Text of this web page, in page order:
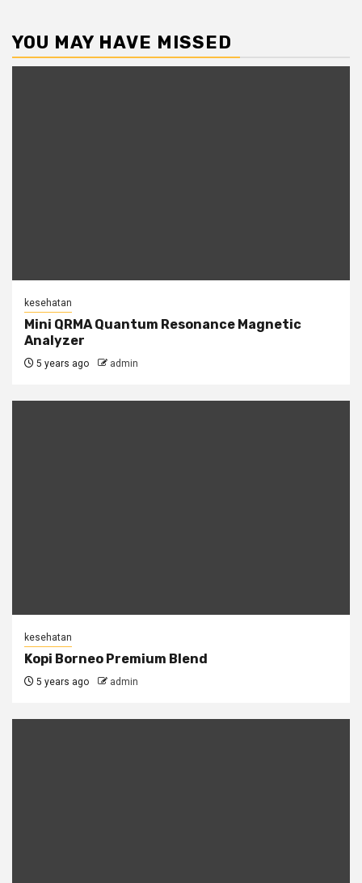
YOU MAY HAVE MISSED
kesehatan
Mini QRMA Quantum Resonance Magnetic
Analyzer
5 years ago admin
kesehatan
Kopi Borneo Premium Blend
5 years ago admin